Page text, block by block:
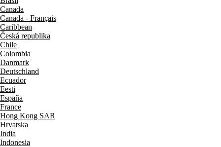
Canada
Canada - Français
Caribbean
Česká republika
Chile
Colombia
Danmark
Deutschland
Ecuador
Eesti
España
France
Hong Kong SAR
Hrvatska
India
Indonesia